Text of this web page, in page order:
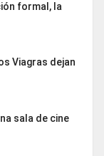
formal, la
Viagras dejan
sala de cine